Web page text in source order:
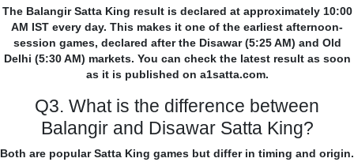
The Balangir Satta King result is declared at approximately 10:00
AM IST every day. This makes it one of the earliest afternoon-
session games, declared after the Disawar (5:25 AM) and Old
Delhi (5:30 AM) markets. You can check the latest result as soon
as it is published on a1satta.com.
Q3. What is the difference between
Balangir and Disawar Satta King?
Both are popular Satta King games but differ in timing and origin.